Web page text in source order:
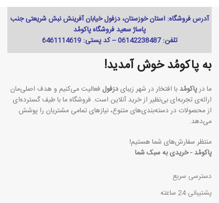
آدرس فروشگاه: استان خوزستان، دزفول خیابان آفرینش نبش شریعتی جنب
پاساژ سعید فروشگاه پاکومُد
تلفن: 06142238487 -- کد پستی: 6461114619
به پاکومُد خوش آمدید!
ما درپاکومُد با افتخار در شهر زیبایدزفول فعالیت می‌کنیم و هدف اصلی‌مان
ارائه‌ی تجربه‌ای بی‌نظیر از خرید آنلاین است. فروشگاه ما با طیف گسترده‌ای
از محصولات در دسته‌بندی‌های متنوع، نیازهای تمامی مشتریان را پوشش
می‌دهد.
منتظر سفارش‌های شما هستیم!
پاکومُد - خریدی به سبک شما
دسترسی سریع
پشتیبانی 24 ساعته